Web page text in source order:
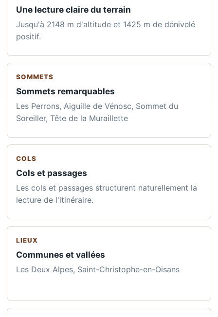
Une lecture claire du terrain
Jusqu'à 2148 m d'altitude et 1425 m de dénivelé
positif.
SOMMETS
Sommets remarquables
Les Perrons, Aiguille de Vénosc, Sommet du
Soreiller, Tête de la Muraillette
COLS
Cols et passages
Les cols et passages structurent naturellement la
lecture de l'itinéraire.
LIEUX
Communes et vallées
Les Deux Alpes, Saint-Christophe-en-Oisans